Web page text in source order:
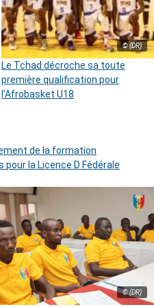
© (DR)
Le Tchad décroche sa toute
première qualification pour
l’Afrobasket U18
de la formation
pour la Licence D Fédérale
© (DR)